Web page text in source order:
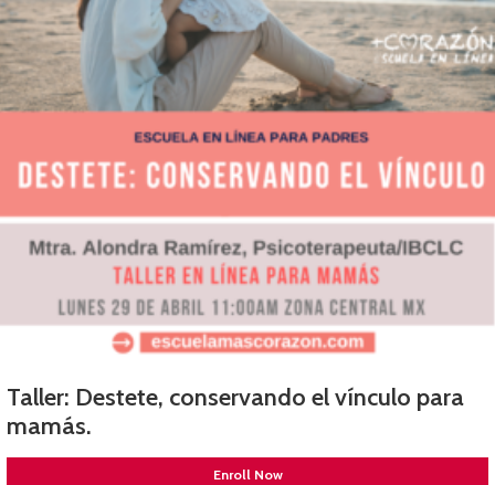
Taller: Destete, conservando el vínculo para
mamás.
Enroll Now